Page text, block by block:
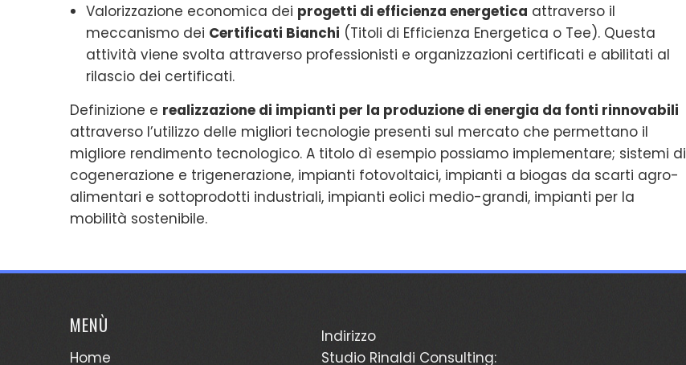
Valorizzazione economica dei progetti di efficienza energetica attraverso il
meccanismo dei Certificati Bianchi (Titoli di Efficienza Energetica o Tee). Questa
attività viene svolta attraverso professionisti e organizzazioni certificati e abilitati al
rilascio dei certificati.
Definizione e realizzazione di impianti per la produzione di energia da fonti rinnovabili
attraverso l’utilizzo delle migliori tecnologie presenti sul mercato che permettano il
migliore rendimento tecnologico. A titolo dì esempio possiamo implementare; sistemi di
cogenerazione e trigenerazione, impianti fotovoltaici, impianti a biogas da scarti agro-
alimentari e sottoprodotti industriali, impianti eolici medio-grandi, impianti per la
mobilità sostenibile.
MENÙ
Home
Indirizzo
Studio Rinaldi Consulting: